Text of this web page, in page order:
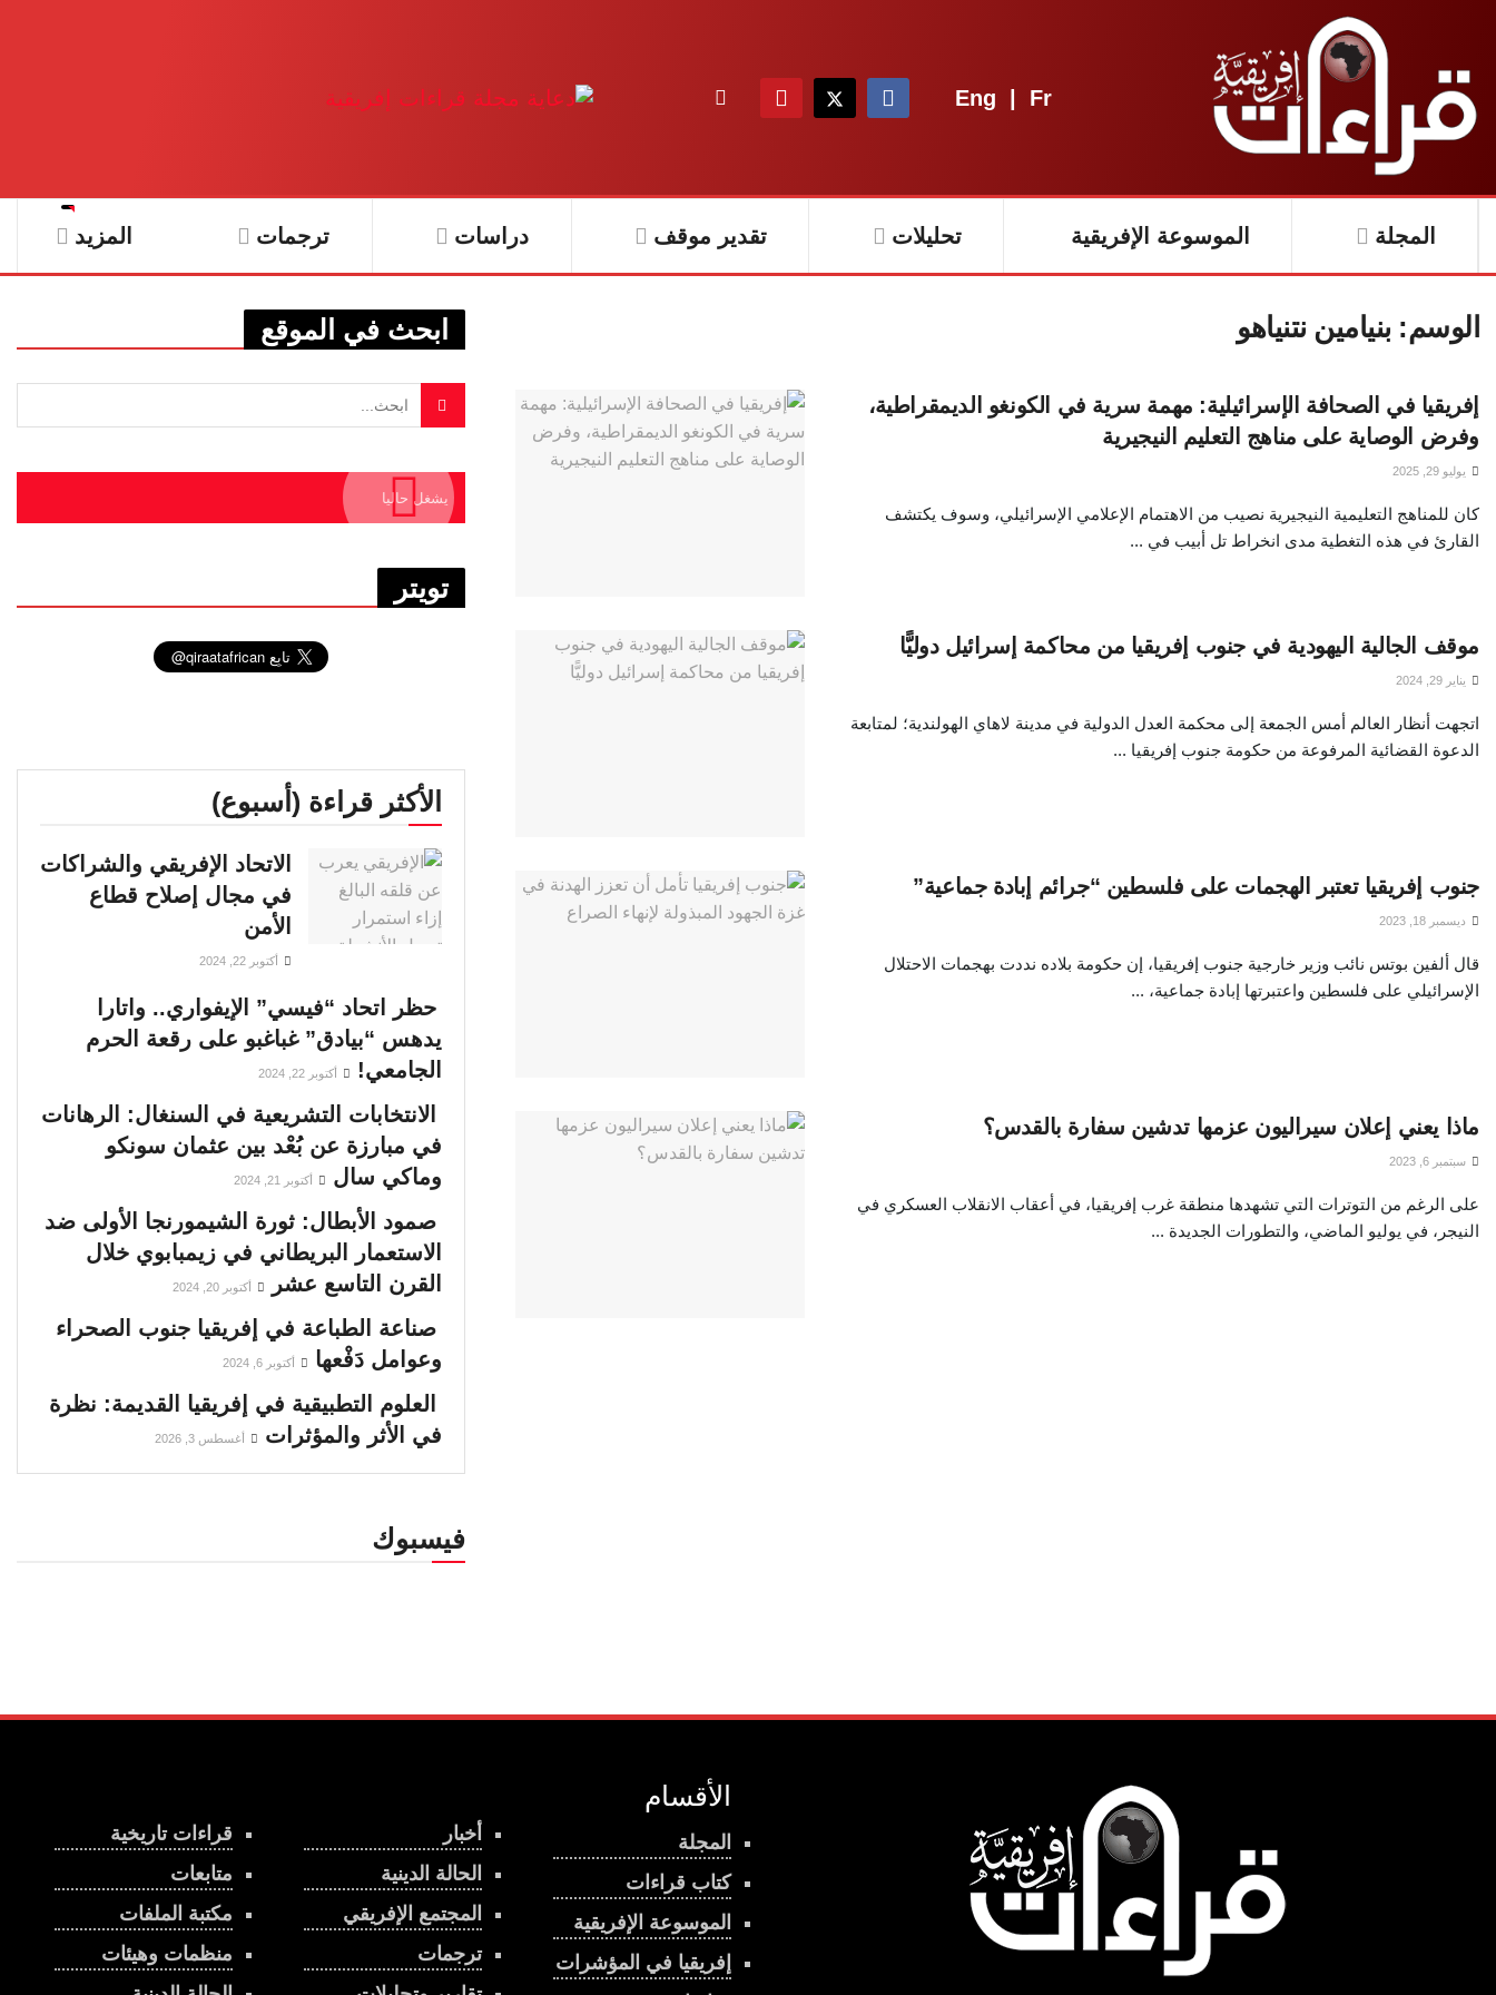
Eng | Fr
المجلة الموسوعة الإفريقية تحليلات تقدير موقف دراسات ترجمات المزيد
الوسم: بنيامين نتنياهو
إفريقيا في الصحافة الإسرائيلية: مهمة سرية في الكونغو الديمقراطية،
وفرض الوصاية على مناهج التعليم النيجيرية
يوليو 29, 2025
كان للمناهج التعليمية النيجيرية نصيب من الاهتمام الإعلامي الإسرائيلي، وسوف يكتشف
القارئ في هذه التغطية مدى انخراط تل أبيب في ...
موقف الجالية اليهودية في جنوب إفريقيا من محاكمة إسرائيل دوليًّا
يناير 29, 2024
اتجهت أنظار العالم أمس الجمعة إلى محكمة العدل الدولية في مدينة لاهاي الهولندية؛ لمتابعة
الدعوة القضائية المرفوعة من حكومة جنوب إفريقيا ...
جنوب إفريقيا تعتبر الهجمات على فلسطين “جرائم إبادة جماعية”
ديسمبر 18, 2023
قال ألفين بوتس نائب وزير خارجية جنوب إفريقيا، إن حكومة بلاده نددت بهجمات الاحتلال
الإسرائيلي على فلسطين واعتبرتها إبادة جماعية، ...
ماذا يعني إعلان سيراليون عزمها تدشين سفارة بالقدس؟
سبتمبر 6, 2023
على الرغم من التوترات التي تشهدها منطقة غرب إفريقيا، في أعقاب الانقلاب العسكري في
النيجر، في يوليو الماضي، والتطورات الجديدة ...
ابحث في الموقع
يشغل حاليا
تويتر
الأكثر قراءة (أسبوع)
الاتحاد الإفريقي والشراكات
في مجال إصلاح قطاع
الأمن
أكتوبر 22, 2024
حظر اتحاد “فيسي” الإيفواري.. واتارا
يدهس “بيادق” غباغبو على رقعة الحرم
الجامعي!
أكتوبر 22, 2024
الانتخابات التشريعية في السنغال: الرهانات
في مبارزة عن بُعْد بين عثمان سونكو
وماكي سال
أكتوبر 21, 2024
صمود الأبطال: ثورة الشيمورنجا الأولى ضد
الاستعمار البريطاني في زيمبابوي خلال
القرن التاسع عشر
أكتوبر 20, 2024
صناعة الطباعة في إفريقيا جنوب الصحراء
وعوامل دَفْعها
أكتوبر 6, 2024
العلوم التطبيقية في إفريقيا القديمة: نظرة
في الأثر والمؤثرات
أغسطس 3, 2026
فيسبوك
قراءات تاريخية
متابعات
مكتبة الملفات
منظمات وهيئات
أخبار
الحالة الدينية
المجتمع الإفريقي
ترجمات
الأقسام
المجلة
كتاب قراءات
الموسوعة الإفريقية
إفريقيا في المؤشرات